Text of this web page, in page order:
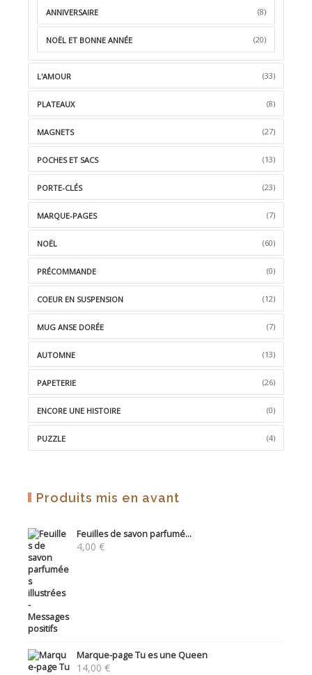
ANNIVERSAIRE (8)
NOËL ET BONNE ANNÉE (20)
L'AMOUR (33)
PLATEAUX (8)
MAGNETS (27)
POCHES ET SACS (13)
PORTE-CLÉS (23)
MARQUE-PAGES (7)
NOËL (60)
PRÉCOMMANDE (0)
COEUR EN SUSPENSION (12)
MUG ANSE DORÉE (7)
AUTOMNE (13)
PAPETERIE (26)
ENCORE UNE HISTOIRE (0)
PUZZLE (4)
Produits mis en avant
Feuilles de savon parfumé...
4,00 €
Marque-page Tu es une Queen
14,00 €